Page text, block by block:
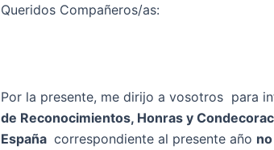
Queridos Compañeros/as:
Por la presente, me dirijo a vosotros para
de Reconocimientos, Honras y
España correspondiente al presente año